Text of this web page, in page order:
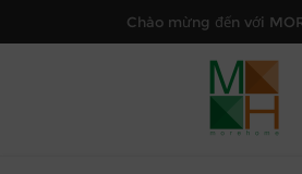
Chào mừng đến với